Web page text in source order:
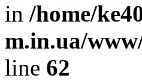
in /home/
m.in.ua/
line 62